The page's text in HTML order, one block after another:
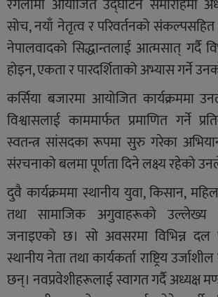
रंगेलीमा आयोजित उद्घाटन समारोहमा
सोच, नयाँ नेतृत्व र परिवर्तनको
नेपालवादको सिद्धान्तलाई आत्मसात् गर्दै
होइन, एकता र पारदर्शिताको अभ्यास गर्ने
कर्सिया बजारमा आयोजित कार्यक्रममा
विश्वासलाई काममार्फत प्रमाणित गर्ने
स्वतन्त्र सांसदका रूपमा सुरु गरेका
संरचनाको बलमा पूर्णता दिने लक्ष्य रहेको
दुवै कार्यक्रममा स्थानीय युवा, किसान,
तथा सामाजिक अगुवाहरूको उल्लेख्य
जनाइएको छ। सो अवसरमा विभिन्न दल
स्थानीय नेता तथा कार्यकर्ता राष्ट्रिय
छन्। नवप्रवेशीहरूलाई स्वागत गर्दै अध्यक्ष